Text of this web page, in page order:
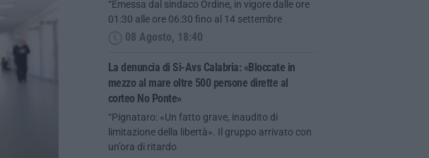
“Emessa dal sindaco Ordine, in vigore dalle ore
01:30 alle ore 06:30 fino al 14 settembre
08 Agosto, 18:40
La denuncia di Si-Avs Calabria: «Bloccate in
mezzo al mare oltre 500 persone dirette al
corteo No Ponte»
“Pignataro: «Un fatto grave, inaudito di
limitazione della libertà». Il gruppo arrivato con
un’ora di ritardo